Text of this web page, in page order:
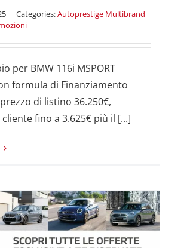
| Categories:Autoprestige Multibrand
per BMW 116i MSPORT
formula di Finanziamento
di listino 36.250€,
fino a 3.625€ più il [...]